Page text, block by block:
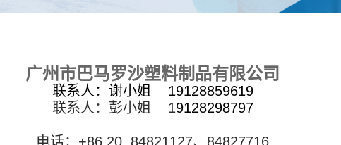
广州市巴马罗沙塑料制品有限公司
联系人：谢小姐 19128859619
联系人：彭小姐 19128298797
电话： +86 20 84821127、 84827716